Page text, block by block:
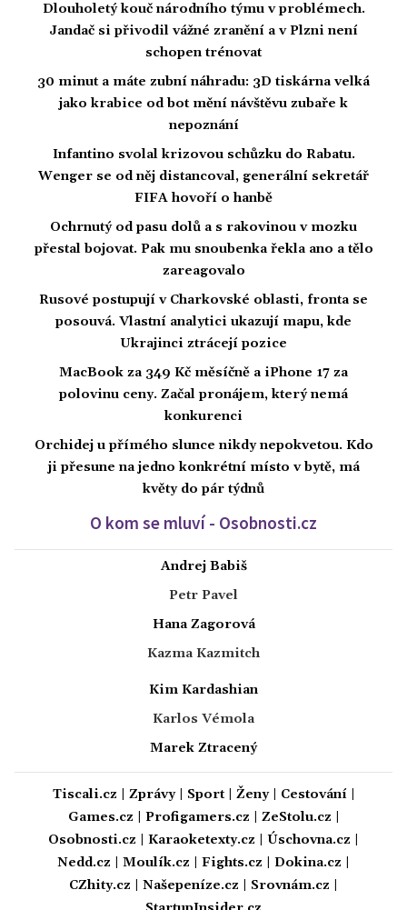
Dlouholetý kouč národního týmu v problémech.
Jandač si přivodil vážné zranění a v Plzni není
schopen trénovat
30 minut a máte zubní náhradu: 3D tiskárna velká
jako krabice od bot mění návštěvu zubaře k
nepoznání
Infantino svolal krizovou schůzku do Rabatu.
Wenger se od něj distancoval, generální sekretář
FIFA hovoří o hanbě
Ochrnutý od pasu dolů a s rakovinou v mozku
přestal bojovat. Pak mu snoubenka řekla ano a tělo
zareagovalo
Rusové postupují v Charkovské oblasti, fronta se
posouvá. Vlastní analytici ukazují mapu, kde
Ukrajinci ztrácejí pozice
MacBook za 349 Kč měsíčně a iPhone 17 za
polovinu ceny. Začal pronájem, který nemá
konkurenci
Orchidej u přímého slunce nikdy nepokvetou. Kdo
ji přesune na jedno konkrétní místo v bytě, má
květy do pár týdnů
O kom se mluví - Osobnosti.cz
Andrej Babiš
Petr Pavel
Hana Zagorová
Kazma Kazmitch
Kim Kardashian
Karlos Vémola
Marek Ztracený
Tiscali.cz Zprávy| Sport| Ženy| Cestování|
Games.cz
Profigamers.cz ZeStolu.cz
Osobnosti.cz
Karaoketexty.cz Úschovna.cz
Nedd.cz
Moulík.cz Fights.cz Dokina.cz
CZhity.cz
Našepeníze.cz Srovnám.cz